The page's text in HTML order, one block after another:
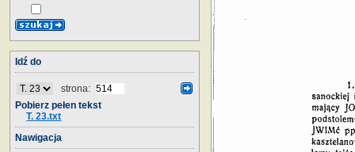
Idź do
strona:
Pobierz pełen tekst
T. 23.txt
Nawigacja